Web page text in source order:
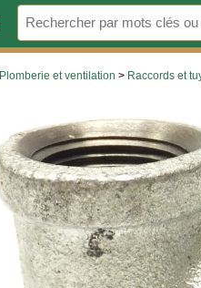
Plomberie et ventilation > Raccords et